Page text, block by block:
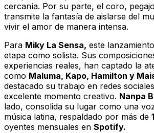
cercanía. Por su parte, el coro,
transmite la fantasía de aislarse del
vivir el amor de manera intensa.
Para Miky La Sensa, este
etapa como solista. Sus
experiencias reales, han captado la
como Maluma, Kapo, Hamilton y
destacado su trabajo en redes
excelente momento creativo. Nanpa
lado, consolida su lugar como una
música latina, respaldado por más de
oyentes mensuales en Spotify.